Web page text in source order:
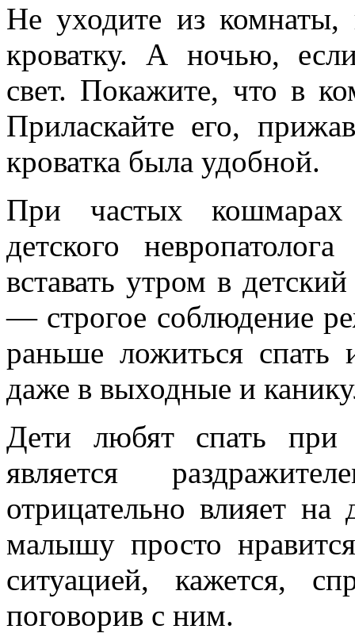
Не уходите из комнаты,
кроватку. А ночью,
свет. Покажите, что в
Приласкайте его,
кроватка была удобной.
При частых кошмарах
детского
вставать утром в
— строгое соблюдение
раньше ложиться спать
даже в выходные и
Дети любят спать при
является
отрицательно влияет
малышу просто
ситуацией, кажется,
поговорив с ним.